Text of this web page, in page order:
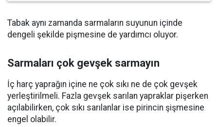
Tabak aynı zamanda sarmaların suyunun içinde
dengeli şekilde pişmesine de yardımcı oluyor.
Sarmaları çok gevşek sarmayın
İç harç yaprağın içine ne çok sıkı ne de çok gevşek
yerleştirilmeli. Fazla gevşek sarılan yapraklar pişerken
açılabilirken, çok sıkı sarılanlar ise pirincin şişmesine
engel olabilir.